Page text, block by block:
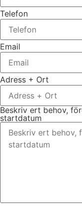
Telefon
Email
Adress + Ort
Beskriv ert behov,
startdatum